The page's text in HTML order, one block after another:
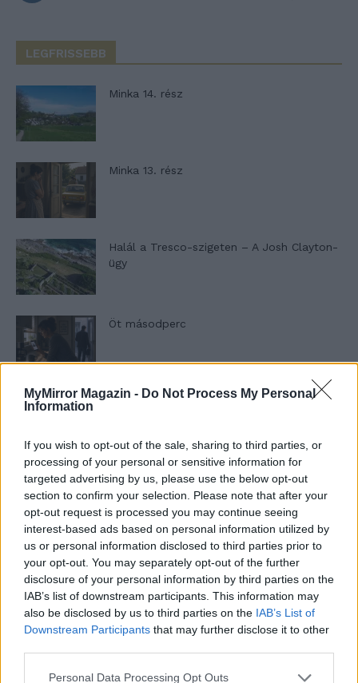
MyMirror Magazin - Do Not Process My Personal
Information
If you wish to opt-out of the sale, sharing to third parties, or
processing of your personal or sensitive information for
targeted advertising by us, please use the below opt-out
section to confirm your selection. Please note that after your
opt-out request is processed you may continue seeing
interest-based ads based on personal information utilized by
us or personal information disclosed to third parties prior to
your opt-out. You may separately opt-out of the further
disclosure of your personal information by third parties on the
IAB’s list of downstream participants. This information may
also be disclosed by us to third parties on the IAB’s List of
Downstream Participants that may further disclose it to other
Personal Data Processing Opt Outs
LEGFRISSEBB
Minka 14. rész
Minka 13. rész
Halál a Tresco-szigeten – A Josh Clayton-
ügy
Öt másodperc
Megbocsáthatatlan bűnök 3.rész
Megbocsáthatatlan bűnök 2.rész
Megbocsáthatatlan bűnök 1.rész
Szent Genovéva, a túlélő Franciaország